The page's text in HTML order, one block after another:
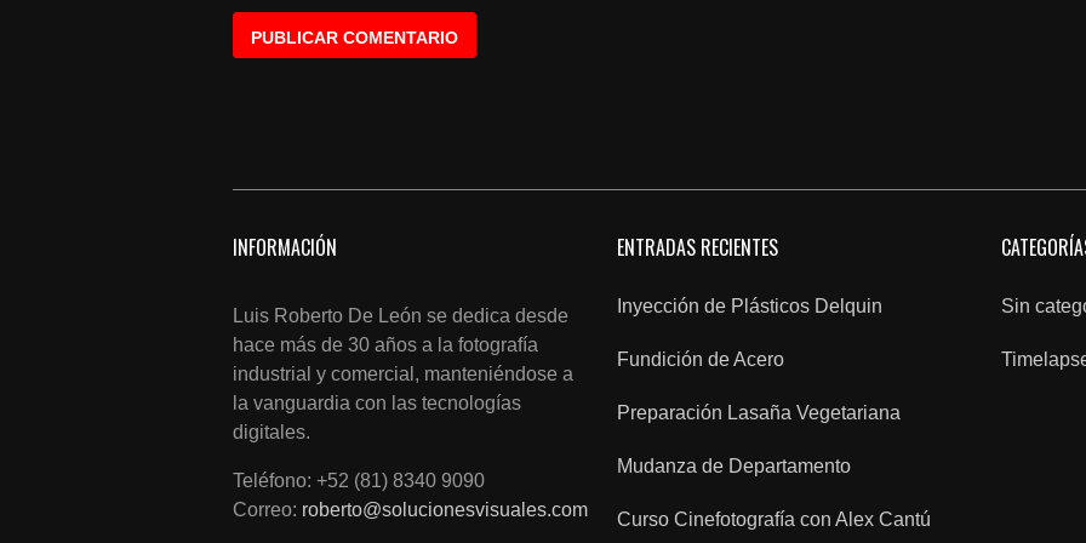
INFORMACIÓN
Luis Roberto De León se dedica desde
hace más de 30 años a la fotografía
industrial y comercial, manteniéndose a
la vanguardia con las tecnologías
digitales.
Teléfono: +52 (81) 8340 9090
Correo: roberto@solucionesvisuales.com
ENTRADAS RECIENTES
Inyección de Plásticos Delquin
Fundición de Acero
Preparación Lasaña Vegetariana
Mudanza de Departamento
Curso Cinefotografía con Alex Cantú
Sin